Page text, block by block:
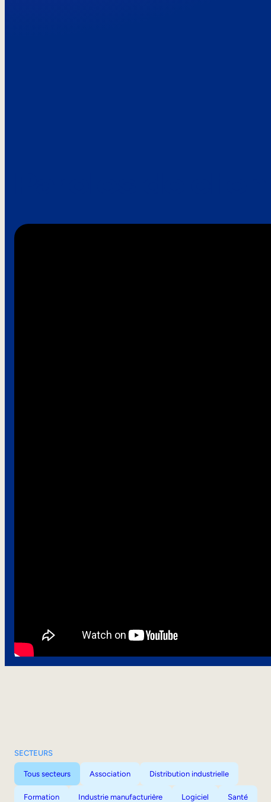
SECTEURS
Tous secteurs Association Distribution industrielle
Formation Industrie manufacturière Logiciel Santé